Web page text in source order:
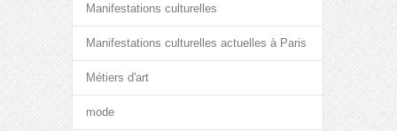
Manifestations culturelles
Manifestations culturelles actuelles à Paris
Métiers d'art
mode